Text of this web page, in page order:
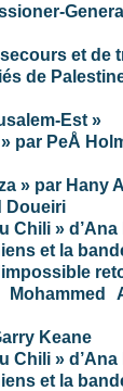
secours et
de
Est »
par PeÅ
» par Hany
Doueiri
Chili »
et la
Keane
Chili »
et la